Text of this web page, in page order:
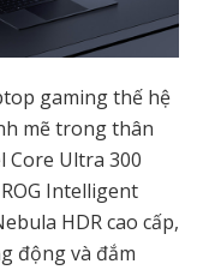
gaming thế hệ
mẽ trong thân
Core Ultra 300
Intelligent
HDR cao cấp,
động và đắm